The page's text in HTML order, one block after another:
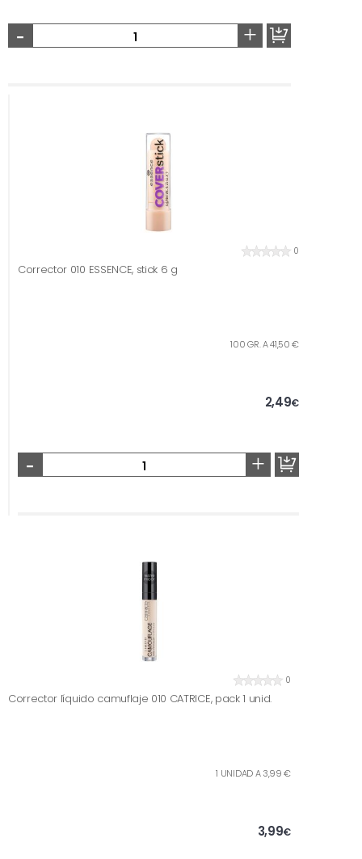
- +
0
Corrector 010 ESSENCE, stick 6 g
100 GR. A 41,50 €
2,49€
- +
0
Corrector líquido camuflaje 010 CATRICE, pack 1 unid.
1 UNIDAD A 3,99 €
3,99€